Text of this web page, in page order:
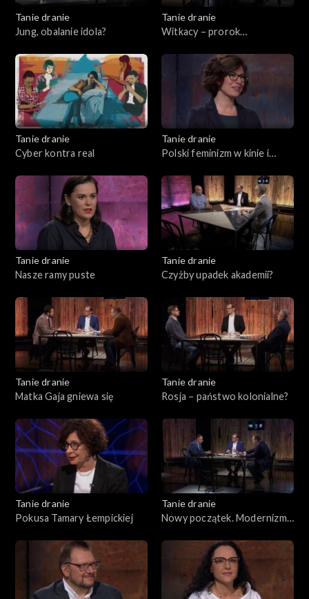
Tanie dranie
Jung, obalanie idola?
Tanie dranie
Witkacy – prorok
Tanie dranie
Cyber kontra real
Tanie dranie
Polski feminizm w kinie i
Tanie dranie
Nasze ramy puste
Tanie dranie
Czyżby upadek akademii?
Tanie dranie
Matka Gaja gniewa się
Tanie dranie
Rosja – państwo kolonialne?
Tanie dranie
Pokusa Tamary Łempickiej
Tanie dranie
Nowy początek. Modernizm